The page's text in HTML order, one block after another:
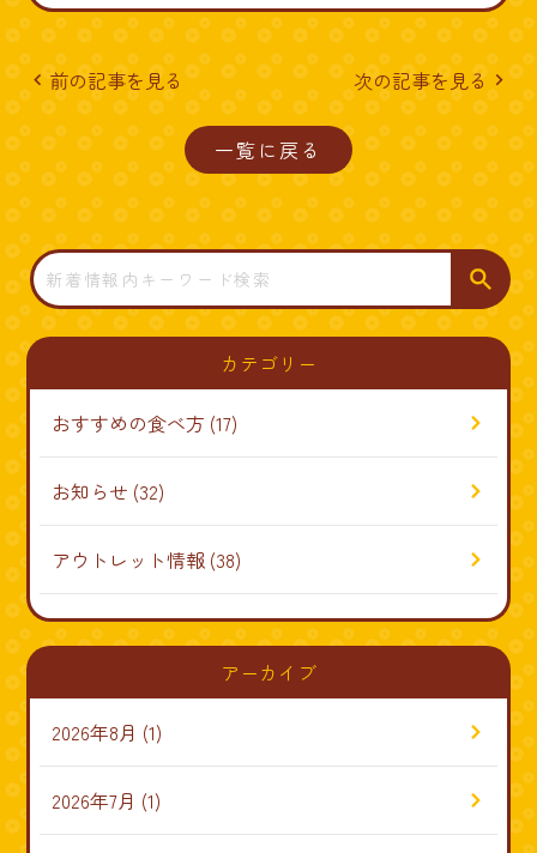
navigate_before前の記事を見る
一覧に戻る
次の記事を見る navigate_next
検
索
カテゴリー
おすすめの食べ方 (17)
お知らせ (32)
アウトレット情報 (38)
アーカイブ
2026年8月 (1)
2026年7月 (1)